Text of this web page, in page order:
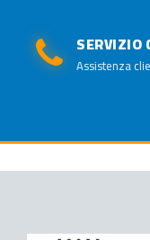
SERVIZIO
Assistenza